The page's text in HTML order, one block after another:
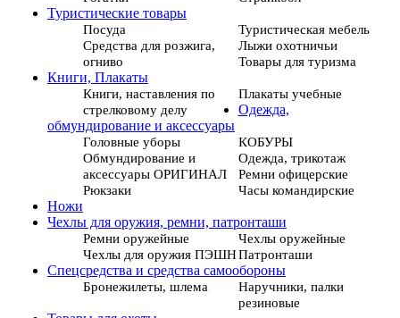
Туристические товары
Посуда
Туристическая мебель
Средства для розжига,
огниво
Лыжи охотничьи
Товары для туризма
Книги, Плакаты
Книги, наставления по
стрелковому делу
Плакаты учебные
Одежда,
обмундирование и аксессуары
Головные уборы
КОБУРЫ
Обмундирование и
аксессуары ОРИГИНАЛ
Одежда, трикотаж
Ремни офицерские
Рюкзаки
Часы командирские
Ножи
Чехлы для оружия, ремни, патронташи
Ремни оружейные
Чехлы оружейные
Чехлы для оружия ПЭШНПатронташи
Спецсредства и средства самообороны
Бронежилеты, шлема
Наручники, палки
резиновые